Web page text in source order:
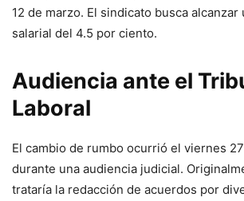
12 de marzo. El sindicato busca
salarial del 4.5 por ciento.
Audiencia ante el
Laboral
El cambio de rumbo ocurrió el viernes
durante una audiencia judicial.
trataría la redacción de acuerdos por